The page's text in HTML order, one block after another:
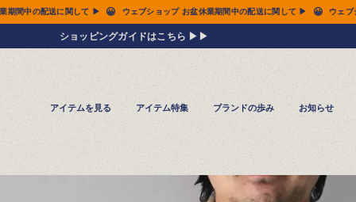
プ お盆休業期間中の配送に関して ▶ 😀 ウェブショップ お盆休業期間中の配送に関して ▶
ショッピングガイドはこちら ▶▶
アイテムを見る アイテム特集 ブランドの歩み お知らせ